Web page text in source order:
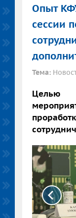
Опыт
сессии
Тема:
Целью